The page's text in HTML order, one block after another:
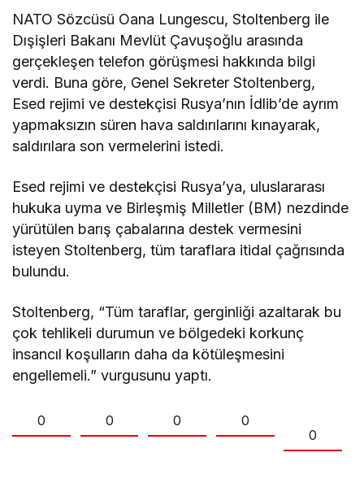
NATO Sözcüsü Oana Lungescu, Stoltenberg ile
Dışişleri Bakanı Mevlüt Çavuşoğlu arasında
gerçekleşen telefon görüşmesi hakkında bilgi
verdi. Buna göre, Genel Sekreter Stoltenberg,
Esed rejimi ve destekçisi Rusya’nın İdlib’de ayrım
yapmaksızın süren hava saldırılarını kınayarak,
saldırılara son vermelerini istedi.
Esed rejimi ve destekçisi Rusya’ya, uluslararası
hukuka uyma ve Birleşmiş Milletler (BM) nezdinde
yürütülen barış çabalarına destek vermesini
isteyen Stoltenberg, tüm taraflara itidal çağrısında
bulundu.
Stoltenberg, “Tüm taraflar, gerginliği azaltarak bu
çok tehlikeli durumun ve bölgedeki korkunç
insancıl koşulların daha da kötüleşmesini
engellemeli.” vurgusunu yaptı.
0 0 0
0
0